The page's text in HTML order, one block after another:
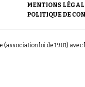
MENTIONS
POLITIQUE DE
loi de 1901)